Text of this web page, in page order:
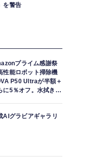
を警告
プライム感謝祭
性能ロボット掃除機
P50 Ultraが半額＋
に5％オフ。水拭きモ
AIグラビアギャラリ